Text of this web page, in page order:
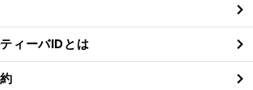
閉
る
ィーバIDとは